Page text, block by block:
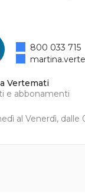
Vertemati
e abbonamenti
al Venerdì, dalle
800 033 715